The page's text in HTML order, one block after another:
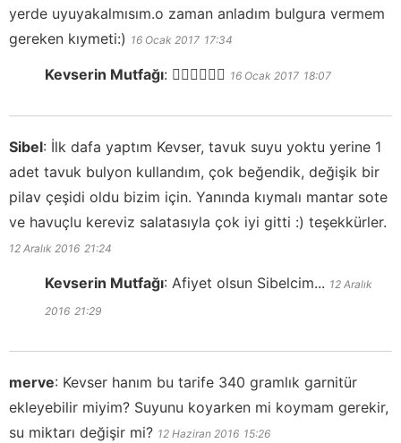
yerde uyuyakalmısım.o zaman anladım bulgura vermem
gereken kıymeti:) 16 Ocak 2017 17:34
Kevserin Mutfağı: 👍🏻👍🏻👍🏻 16 Ocak 2017 18:07
Sibel: İlk dafa yaptım Kevser, tavuk suyu yoktu yerine 1
adet tavuk bulyon kullandım, çok beğendik, değişik bir
pilav çeşidi oldu bizim için. Yanında kıymalı mantar sote
ve havuçlu kereviz salatasıyla çok iyi gitti :) teşekkürler.
12 Aralık 2016 21:24
Kevserin Mutfağı: Afiyet olsun Sibelcim... 12 Aralık
2016 21:29
merve: Kevser hanım bu tarife 340 gramlık garnitür
ekleyebilir miyim? Suyunu koyarken mi koymam gerekir,
su miktarı değişir mi? 12 Haziran 2016 15:26